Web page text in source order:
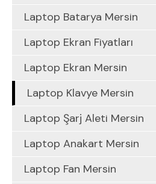
Laptop Batarya Mersin
Laptop Ekran Fiyatları
Laptop Ekran Mersin
Laptop Klavye Mersin
Laptop Şarj Aleti Mersin
Laptop Anakart Mersin
Laptop Fan Mersin